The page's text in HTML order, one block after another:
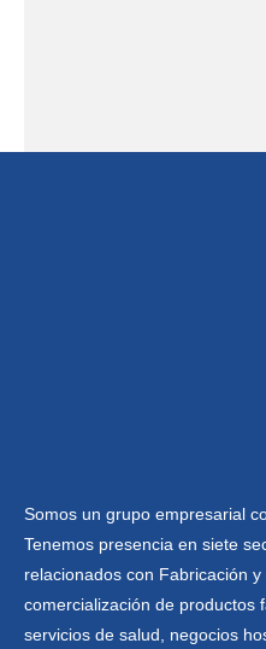
Somos un grupo empresarial
Tenemos presencia en siete
relacionados con Fabricación
comercialización de productos
servicios de salud, negocios